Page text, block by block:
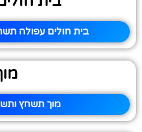
בית חולים עפולה
מוך תשחץ